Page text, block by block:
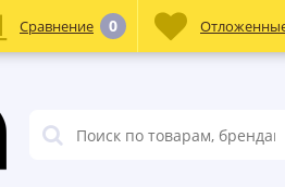
Сравнение 0